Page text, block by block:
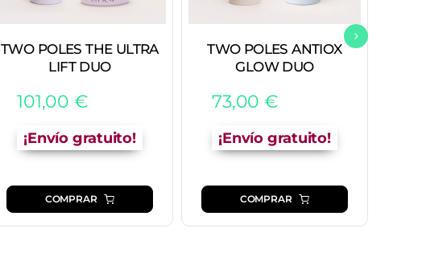
TWO POLES THE ULTRA
LIFT DUO
101,00 €
¡Envío gratuito!
COMPRAR
TWO POLES ANTIOX
GLOW DUO
73,00 €
¡Envío gratuito!
COMPRAR